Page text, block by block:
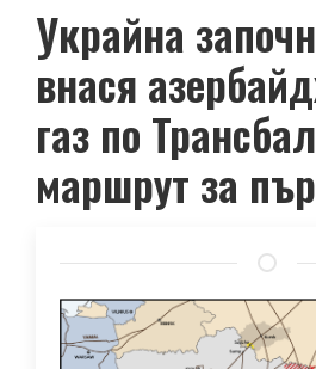
Украйна
внася
газ по
маршрут за